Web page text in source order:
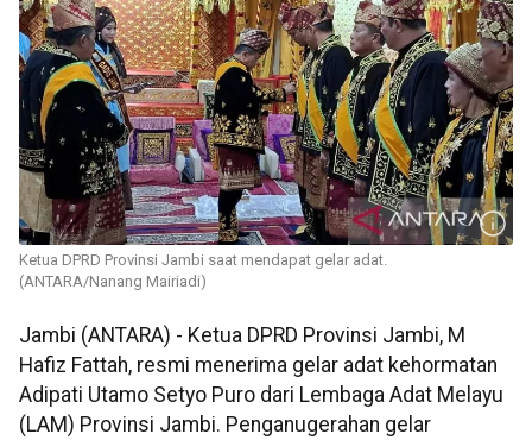
Ketua DPRD Provinsi Jambi saat mendapat gelar adat.
(ANTARA/Nanang Mairiadi)
Jambi (ANTARA) - Ketua DPRD Provinsi Jambi, M
Hafiz Fattah, resmi menerima gelar adat kehormatan
Adipati Utamo Setyo Puro dari Lembaga Adat Melayu
(LAM) Provinsi Jambi. Penganugerahan gelar